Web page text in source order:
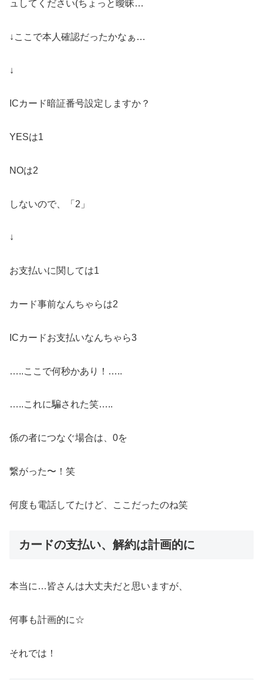
ュしてください(ちょっと曖昧…
↓ここで本人確認だったかなぁ…
↓
ICカード暗証番号設定しますか？
YESは1
NOは2
しないので、「2」
↓
お支払いに関しては1
カード事前なんちゃらは2
ICカードお支払いなんちゃら3
…..ここで何秒かあり！…..
…..これに騙された笑…..
係の者につなぐ場合は、0を
繋がった〜！笑
何度も電話してたけど、ここだったのね笑
カードの支払い、解約は計画的に
本当に…皆さんは大丈夫だと思いますが、
何事も計画的に☆
それでは！